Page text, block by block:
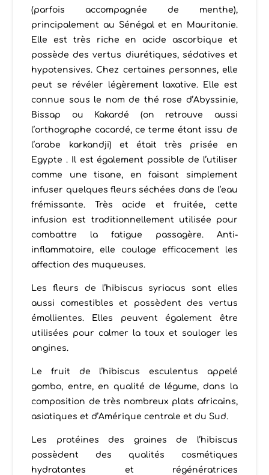
(parfois accompagnée de menthe),
principalement au Sénégal et en Mauritanie.
Elle est très riche en acide ascorbique et
possède des vertus diurétiques, sédatives et
hypotensives. Chez certaines personnes, elle
peut se révéler légèrement laxative. Elle est
connue sous le nom de thé rose d’Abyssinie,
Bissap ou Kakardé (on retrouve aussi
l’orthographe cacardé, ce terme étant issu de
l’arabe karkandji) et était très prisée en
Egypte . Il est également possible de l’utiliser
comme une tisane, en faisant simplement
infuser quelques fleurs séchées dans de l’eau
frémissante. Très acide et fruitée, cette
infusion est traditionnellement utilisée pour
combattre la fatigue passagère. Anti-
inflammatoire, elle coulage efficacement les
affection des muqueuses.
Les fleurs de l’hibiscus syriacus sont elles
aussi comestibles et possèdent des vertus
émollientes. Elles peuvent également être
utilisées pour calmer la toux et soulager les
angines.
Le fruit de l’hibiscus esculentus appelé
gombo, entre, en qualité de légume, dans la
composition de très nombreux plats africains,
asiatiques et d’Amérique centrale et du Sud.
Les protéines des graines de l’hibiscus
possèdent des qualités cosmétiques
hydratantes et régénératrices